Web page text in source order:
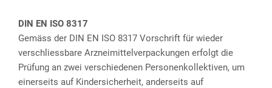
DIN EN ISO 8317
Gemäss der DIN EN ISO 8317 Vorschrift für wieder
verschliessbare Arzneimittelverpackungen erfolgt die
Prüfung an zwei verschiedenen Personenkollektiven, um
einerseits auf Kindersicherheit, anderseits auf